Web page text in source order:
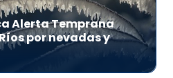
Alerta Temprana
por nevadas y